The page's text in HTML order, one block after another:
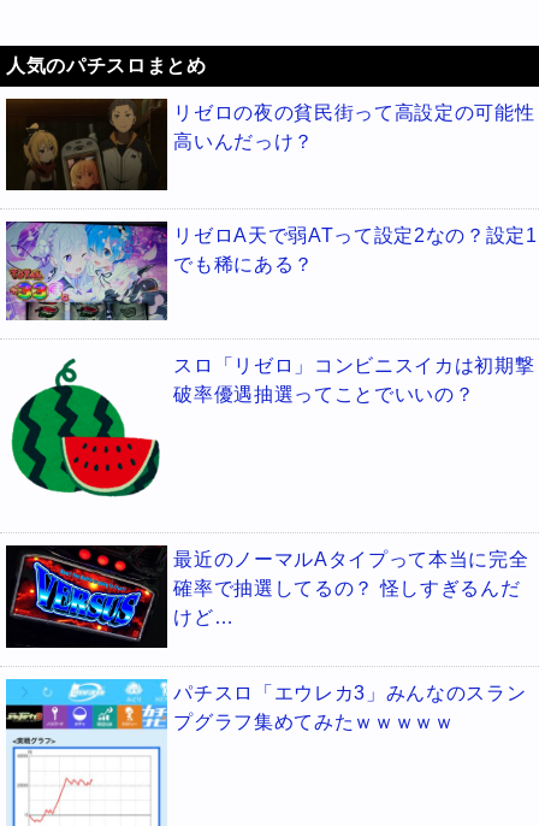
人気のパチスロまとめ
リゼロの夜の貧民街って高設定の可能性
高いんだっけ？
リゼロA天で弱ATって設定2なの？設定1
でも稀にある？
スロ「リゼロ」コンビニスイカは初期撃
破率優遇抽選ってことでいいの？
最近のノーマルAタイプって本当に完全
確率で抽選してるの？ 怪しすぎるんだ
けど…
パチスロ「エウレカ3」みんなのスラン
プグラフ集めてみたｗｗｗｗｗ